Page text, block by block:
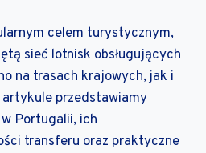
celem turystycznym,
sieć lotnisk obsługujących
na trasach krajowych, jak i
przedstawiamy
Portugalii, ich
transferu oraz praktyczne